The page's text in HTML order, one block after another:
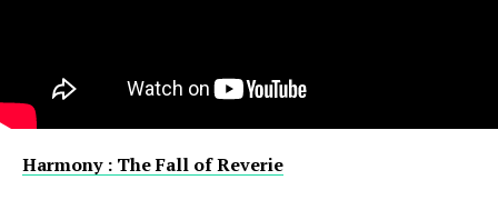
Harmony : The Fall of Reverie